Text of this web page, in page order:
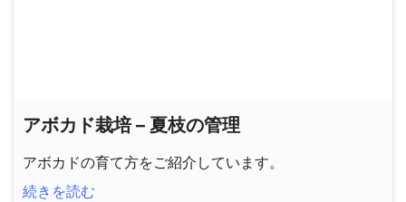
アボカド栽培 – 夏枝の管理
アボカドの育て方をご紹介しています。
続きを読む